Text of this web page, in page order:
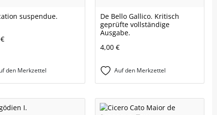
suspendue.
den Merkzettel
De Bello Gallico. Kritisch
geprüfte vollständige
Ausgabe.
4,00 €
Auf den Merkzettel